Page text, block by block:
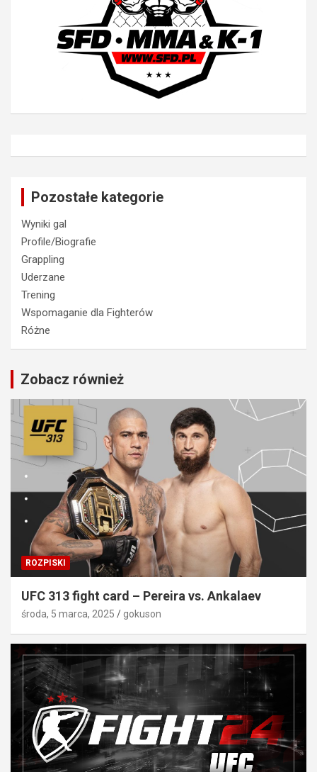
Pozostałe kategorie
Wyniki gal
Profile/Biografie
Grappling
Uderzane
Trening
Wspomaganie dla Fighterów
Różne
Zobacz również
ROZPISKI
UFC 313 fight card – Pereira vs. Ankalaev
środa, 5 marca, 2025 gokuson